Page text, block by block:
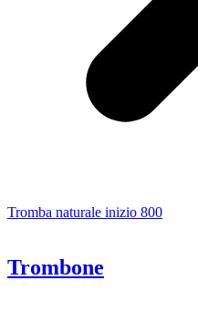
Tromba naturale inizio 800
Trombone